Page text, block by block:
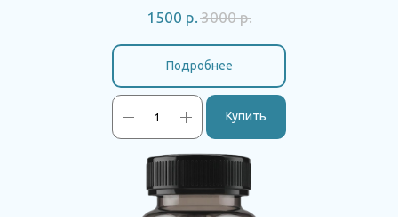
1500 р. 3000 р.
Подробнее
Купить